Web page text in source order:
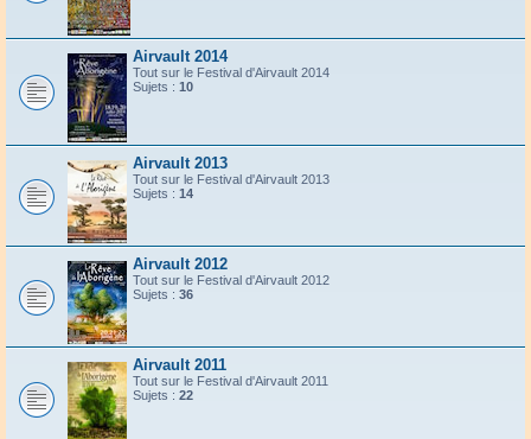
Airvault 2014
Tout sur le Festival d'Airvault 2014
Sujets : 10
Airvault 2013
Tout sur le Festival d'Airvault 2013
Sujets : 14
Airvault 2012
Tout sur le Festival d'Airvault 2012
Sujets : 36
Airvault 2011
Tout sur le Festival d'Airvault 2011
Sujets : 22